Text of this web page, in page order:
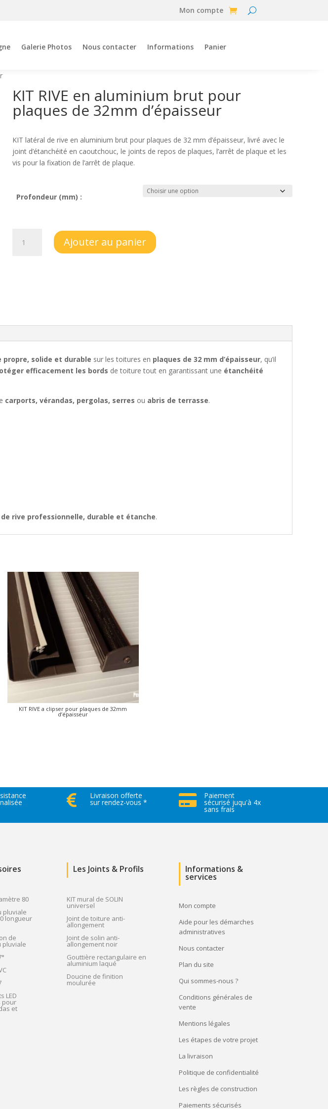
Mon compte
Galerie Photos Nous contacter Informations Panier
KIT RIVE en aluminium brut pour
plaques de 32mm d’épaisseur
KIT latéral de rive en aluminium brut pour plaques de 32 mm d’épaisseur, livré avec le
joint d’étanchéité en caoutchouc, le joints de repos de plaques, l’arrêt de plaque et les
vis pour la fixation de l’arrêt de plaque.
Profondeur (mm) :
plaques
d’épaisseur
Ajouter au panier
solide et durable sur les toitures en plaques de 32 mm d’épaisseur, qu’il
efficacement les bords de toiture tout en garantissant une étanchéité
carports, vérandas, pergolas, serres ou abris de terrasse.
rive professionnelle, durable et étanche.
KIT RIVE a clipser pour plaques de 32mm
d’épaisseur
 Livraison offerte
sur rendez-vous *  Paiement
sécurisé juqu'à 4x
sans frais
80
pluviale
longueur
de
pluviale
LED
pour
et
Les Joints & Profils
KIT mural de SOLIN
universel
Joint de toiture anti-
allongement
Joint de solin anti-
allongement noir
Gouttière rectangulaire en
aluminium laqué
Doucine de finition
moulurée
Informations &
services
Mon compte
Aide pour les démarches
administratives
Nous contacter
Plan du site
Qui sommes-nous ?
Conditions générales de
vente
Mentions légales
Les étapes de votre projet
La livraison
Politique de confidentialité
Les règles de construction
Paiements sécurisés